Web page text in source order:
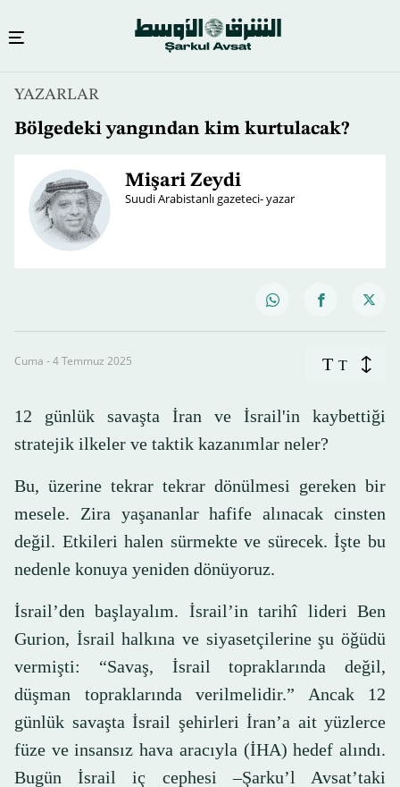
YAZARLAR
Bölgedeki yangından kim kurtulacak?
Mişari Zeydi
Suudi Arabistanlı gazeteci- yazar
Cuma - 4 Temmuz 2025 T T
12 günlük savaşta İran ve İsrail'in kaybettiği
stratejik ilkeler ve taktik kazanımlar neler?
Bu, üzerine tekrar tekrar dönülmesi gereken bir
mesele. Zira yaşananlar hafife alınacak cinsten
değil. Etkileri halen sürmekte ve sürecek. İşte bu
nedenle konuya yeniden dönüyoruz.
İsrail’den başlayalım. İsrail’in tarihî lideri Ben
Gurion, İsrail halkına ve siyasetçilerine şu öğüdü
vermişti: “Savaş, İsrail topraklarında değil,
düşman topraklarında verilmelidir.” Ancak 12
günlük savaşta İsrail şehirleri İran’a ait yüzlerce
füze ve insansız hava aracıyla (İHA) hedef alındı.
Bugün İsrail iç cephesi –Şarku’l Avsat’taki